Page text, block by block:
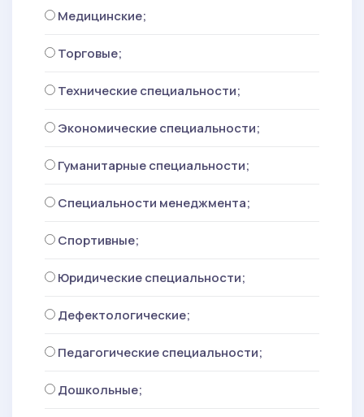
Медицинские;
Торговые;
Технические специальности;
Экономические специальности;
Гуманитарные специальности;
Специальности менеджмента;
Спортивные;
Юридические специальности;
Дефектологические;
Педагогические специальности;
Дошкольные;